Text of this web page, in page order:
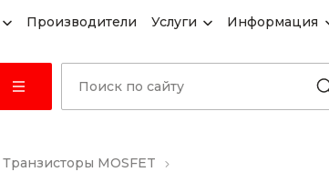
Производители Услуги Информация
Транзисторы MOSFET